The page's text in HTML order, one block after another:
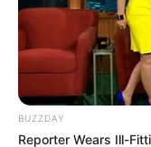
Agenda
BUZZDAY
Reporter Wears Ill-